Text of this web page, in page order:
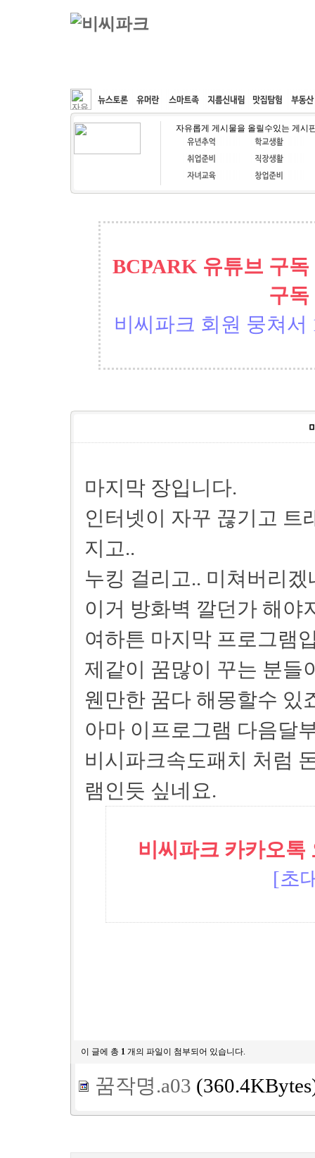
커뮤니티 속도패치 웹호스팅 공동구매
자유롭게 게시물을 올릴수있는 게시
BCPARK 유튜브 구
구독
비씨파크 회원 뭉쳐서
마지막 장입니다.
인터넷이 자꾸 끊기고 트
지고..
누킹 걸리고.. 미쳐버리겠
이거 방화벽 깔던가 해야
여하튼 마지막 프로그램
제같이 꿈많이 꾸는 분들
웬만한 꿈다 해몽할수 있
아마 이프로그램 다음달
비시파크속도패치 처럼
램인듯 싶네요.
비씨파크 카카오톡
[초
이 글에 총 1 개의 파일이 첨부되어 있습니다.
꿈작명.a03